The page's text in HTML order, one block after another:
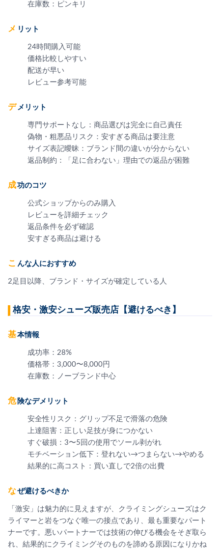
在庫数：ピンキリ
メリット
24時間購入可能
価格比較しやすい
配送が早い
レビュー参考可能
デメリット
専門サポートなし：商品選びは完全に自己責任
偽物・粗悪品リスク：安すぎる商品は要注意
サイズ表記曖昧：ブランド間の違いが分からない
返品制約：「足に合わない」理由での返品が困難
成功のコツ
公式ショップからのみ購入
レビューを詳細チェック
返品条件を必ず確認
安すぎる商品は避ける
こんな人におすすめ
2足目以降、ブランド・サイズが確定している人
格安・激安シューズ販売店【避けるべき】
基本情報
成功率：28%
価格帯：3,000〜8,000円
在庫数：ノーブランド中心
危険なデメリット
安全性リスク：グリップ不足で滑落の危険
上達阻害：正しい足技が身につかない
すぐ破損：3〜5回の使用でソール剥がれ
モチベーション低下：登れない→つまらない→やめる
結果的に高コスト：買い直しで2倍の出費
なぜ避けるべきか
「激安」は魅力的に見えますが、クライミングシューズはク
ライマーと岩をつなぐ唯一の接点であり、最も重要なパート
ナーです。悪いパートナーでは技術の伸びる機会をそぎ取ら
れ、結果的にクライミングそのものを諦める原因になりかね